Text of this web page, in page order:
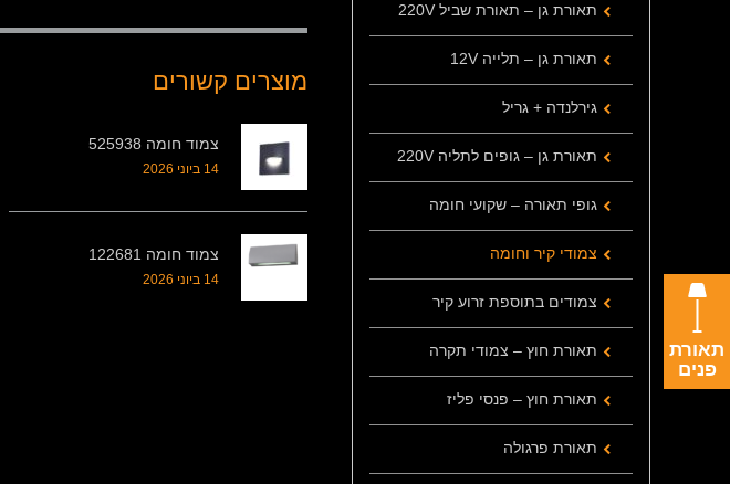
מוצרים קשורים
צמוד חומה 525938
14 ביוני 2026
צמוד חומה 122681
14 ביוני 2026
תאורת גן – תאורת שביל 220V
תאורת גן – תלייה 12V
גירלנדה + גריל
תאורת גן – גופים לתליה 220V
גופי תאורה – שקועי חומה
צמודי קיר וחומה
צמודים בתוספת זרוע קיר
תאורת חוץ – צמודי תקרה
תאורת חוץ – פנסי פליז
תאורת פרגולה
תאורת
פנים